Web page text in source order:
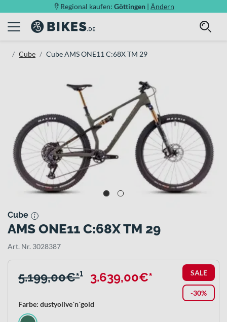
Regional kaufen: Göttingen | Ändern
Cube Cube AMS ONE11 C:68X TM 29
Cube
AMS ONE11 C:68X TM 29
Art. Nr. 3028387
SALE
-30%
5.199,00€*¹ 3.639,00€*
Farbe: dustyolive´n´gold